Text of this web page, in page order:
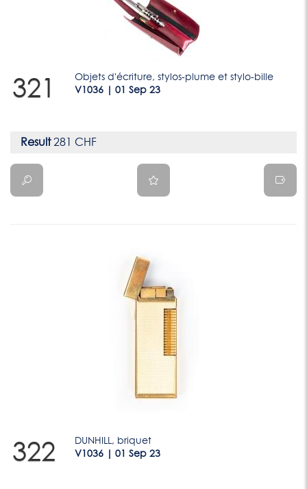
321
Objets d'écriture, stylos-plume et stylo-bille
V1036 | 01 Sep 23
Result281 CHF
322
DUNHILL, briquet
V1036 | 01 Sep 23